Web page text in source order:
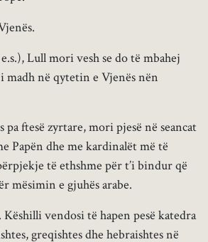
Lull mori vesh se do të mbahej
madh në qytetin e Vjenës nën
ftesë zyrtare, mori pjesë në seancat
Papën dhe me kardinalët më të
të ethshme për t’i bindur që
mësimin e gjuhës arabe.
Këshilli vendosi të hapen pesë katedra
greqishtes dhe hebraishtes në